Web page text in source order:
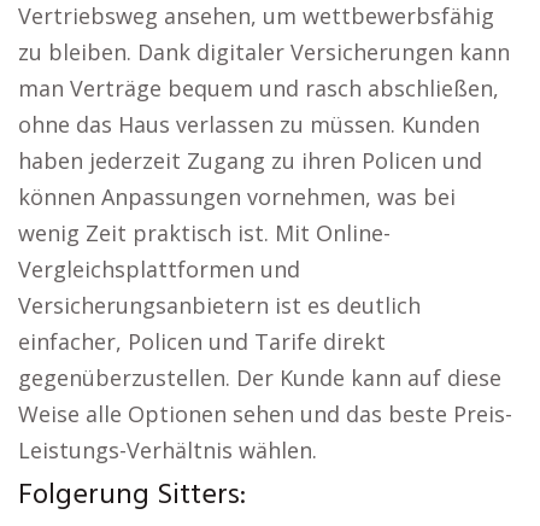
Vertriebsweg ansehen, um wettbewerbsfähig
zu bleiben. Dank digitaler Versicherungen kann
man Verträge bequem und rasch abschließen,
ohne das Haus verlassen zu müssen. Kunden
haben jederzeit Zugang zu ihren Policen und
können Anpassungen vornehmen, was bei
wenig Zeit praktisch ist. Mit Online-
Vergleichsplattformen und
Versicherungsanbietern ist es deutlich
einfacher, Policen und Tarife direkt
gegenüberzustellen. Der Kunde kann auf diese
Weise alle Optionen sehen und das beste Preis-
Leistungs-Verhältnis wählen.
Folgerung Sitters: